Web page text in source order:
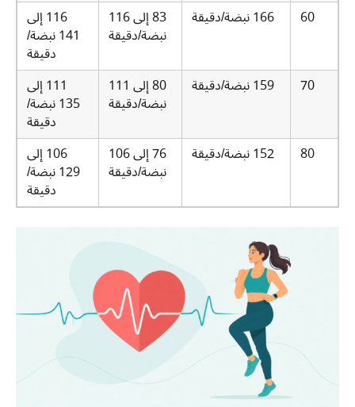
60
166 نبضة/دقيقة 83 إلى 116
نبضة/دقيقة
116 إلى
141 نبضة/
دقيقة
70
159 نبضة/دقيقة 80 إلى 111
نبضة/دقيقة
111 إلى
135 نبضة/
دقيقة
80
152 نبضة/دقيقة 76 إلى 106
نبضة/دقيقة
106 إلى
129 نبضة/
دقيقة